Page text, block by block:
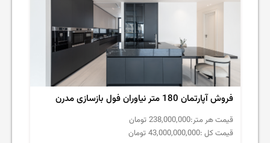
فروش‌ آپارتمان 180 متر نیاوران فول بازسازی مدرن
قیمت هر متر:238,000,000 تومان
قیمت کل :43,000,000,000 تومان